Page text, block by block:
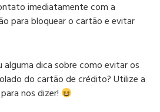
imediatamente com a
para bloquear o cartão e evitar
dica sobre como evitar os
do cartão de crédito? Utilize a
nos dizer!